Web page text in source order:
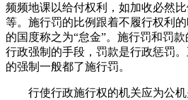
频频地课以给付权利，如加收必然
等。施行罚的比例跟着不履行权利
的国度称之为“怠金”。施行罚和罚
行政强制的手段，罚款是行政惩罚
的强制一般都了施行罚。
行使行政施行权的机关应为公机